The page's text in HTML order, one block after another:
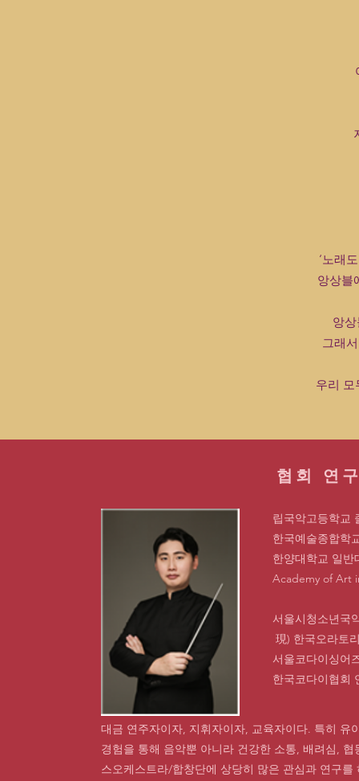
‘노래
앙상블
앙
그래
우리 모
협회 연
립국악고등학교
한국예술종합학
한양대학교 일반
Academy of Art
서울시청소년국
現) 한국오라토
서울코다이싱어
한국코다이협회
대금 연주자이자, 지휘자이자, 교육자이다. 특히 유
경험을 통해 음악뿐 아니라 건강한 소통, 배려심,
스오케스트라/합창단에 상당히 많은 관심과 연구를